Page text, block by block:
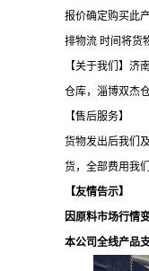
报价确定购买此
排物流 时间将货
【关于我们】
仓库，淄博双杰
【售后服务】
货物发出后我们
货，全部费用我们
【友情告示】
因原料市场行情
本公司全线产品